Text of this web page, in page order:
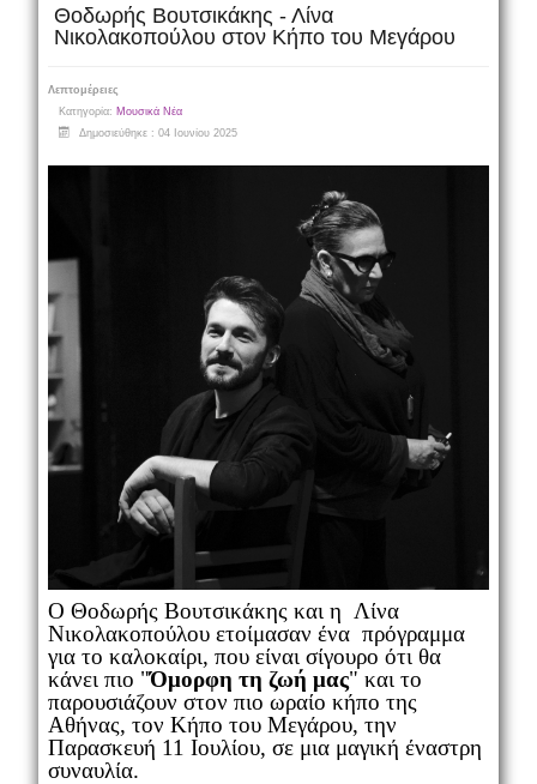
Θοδωρής Βουτσικάκης - Λίνα
Νικολακοπούλου στον Κήπο του Μεγάρου
Λεπτομέρειες
Κατηγορία: Μουσικά Νέα
Δημοσιεύθηκε : 04 Ιουνίου 2025
Ο Θοδωρής Βουτσικάκης και η Λίνα
Νικολακοπούλου ετοίμασαν ένα πρόγραμμα
για το καλοκαίρι, που είναι σίγουρο ότι θα
κάνει πιο "Όμορφη τη ζωή μας" και το
παρουσιάζουν στον πιο ωραίο κήπο της
Αθήνας, τον Κήπο του Μεγάρου, την
Παρασκευή 11 Ιουλίου, σε μια μαγική έναστρη
συναυλία.